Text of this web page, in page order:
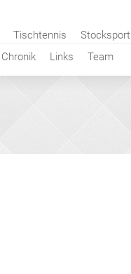
Chronik Links Team
Tischtennis Stocksport